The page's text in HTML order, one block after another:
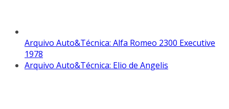
Arquivo Auto&Técnica: Alfa Romeo 2300 Executive
1978
Arquivo Auto&Técnica: Elio de Angelis